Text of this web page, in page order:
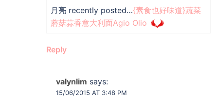
月亮 recently posted…{素食也好味道}蔬菜
蘑菇蒜香意大利面Agio Olio
Reply
valynlim says:
15/06/2015 AT 3:48 PM